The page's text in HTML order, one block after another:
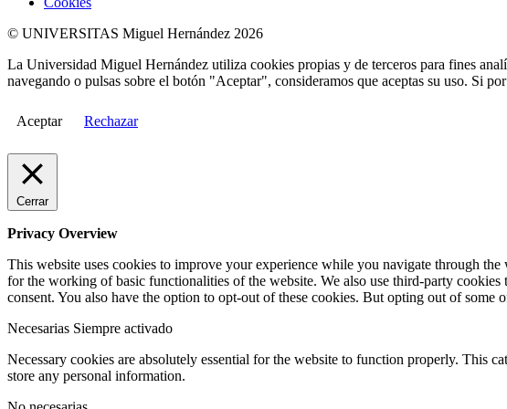
© UNIVERSITAS Miguel Hernández 2026
La Universidad Miguel Hernández utiliza cookies propias y de terceros para fines
navegando o pulsas sobre el botón "Aceptar", consideramos que aceptas su uso. Si
Aceptar Rechazar
Cerrar
Privacy Overview
This website uses cookies to improve your experience while you navigate through the
for the working of basic functionalities of the website. We also use third-party
consent. You also have the option to opt-out of these cookies. But opting out of some
Necesarias Siempre activado
Necessary cookies are absolutely essential for the website to function properly. This
store any personal information.